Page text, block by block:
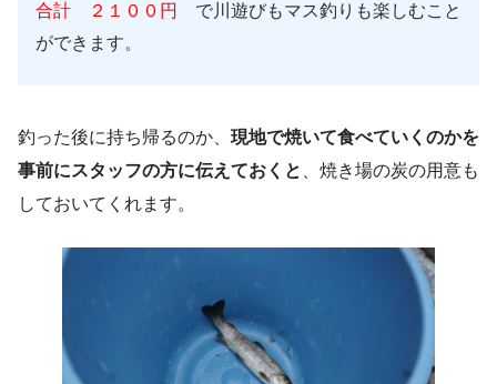
合計 ２１００円
で川遊びもマス釣りも楽しむこと
ができます。
釣った後に持ち帰るのか、 現地で焼いて食べていくのかを
事前にスタッフの方に伝えておくと
、焼き場の炭の用意も
しておいてくれます。